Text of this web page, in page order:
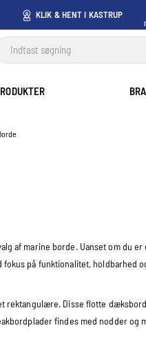
KLIK & HENT I KASTRUP
af marine borde. Uanset om du
fokus på funktionalitet,
rektangulære. Disse flotte
findes med nodder og